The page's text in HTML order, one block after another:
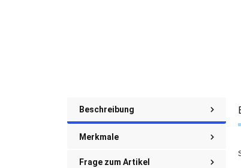
Beschreibung
Merkmale
Frage zum Artikel